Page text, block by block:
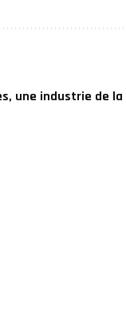
une industrie de